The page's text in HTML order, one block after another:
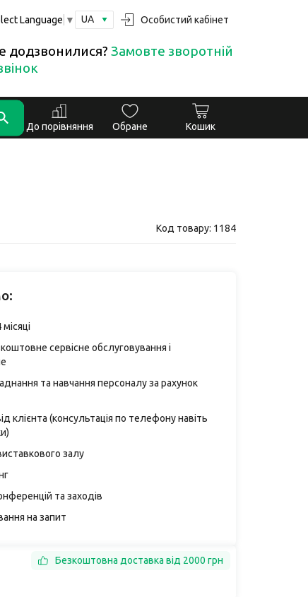
Language ▼ UA Особистий кабінет
додзвонилися? Замовте зворотній
До порівняння
Обране Кошик
Код товару: 1184
сервісне обслуговування і
та навчання персоналу за рахунок
клієнта (консультація по телефону навіть
залу
та заходів
на запит
Безкоштовна доставка від 2000 грн